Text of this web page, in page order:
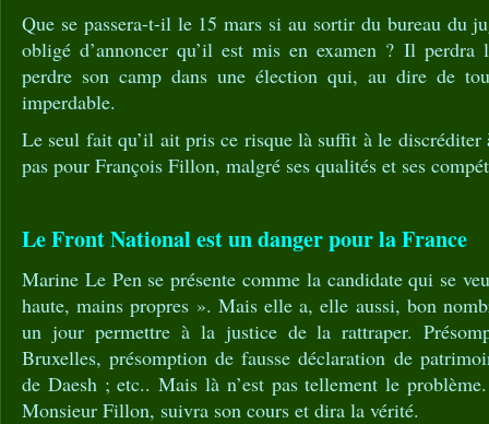
Que se passera-t-il le 15 mars si au sortir du bureau du
obligé d’annoncer qu’il est mis en examen ? Il
perdre son camp dans une élection qui, au dire de
imperdable.
Le seul fait qu’il ait pris ce risque là suffit à le discréditer
pas pour François Fillon, malgré ses qualités et ses
Le Front National est un danger pour la France
Marine Le Pen se présente comme la candidate qui se
haute, mains propres ». Mais elle a, elle aussi, bon
un jour permettre à la justice de la rattraper.
Bruxelles, présomption de fausse déclaration de
de Daesh ; etc.. Mais là n’est pas tellement le
Monsieur Fillon, suivra son cours et dira la vérité.